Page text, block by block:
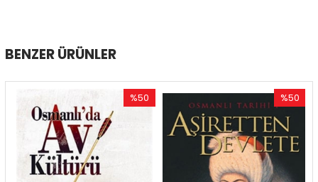
BENZER ÜRÜNLER
%50
İndirim
%50İndirim
İndirim
%50İndirim